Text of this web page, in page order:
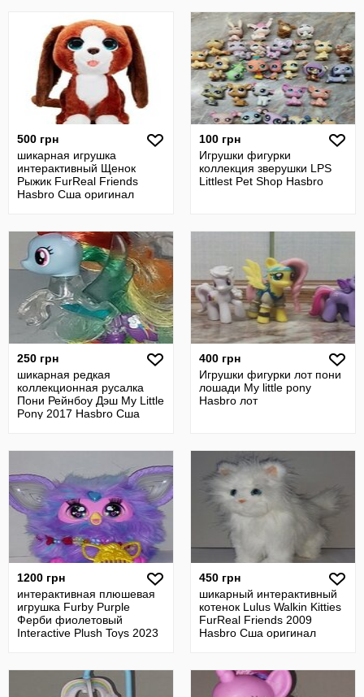
500 грн
шикарная игрушка
интерактивный Щенок
Рыжик FurReal Friends
Hasbro Сша оригинал
100 грн
Игрушки фигурки
коллекция зверушки LPS
Littlest Pet Shop Hasbro
250 грн
шикарная редкая
коллекционная русалка
Пони Рейнбоу Дэш My Little
Pony 2017 Hasbro Сша
400 грн
Игрушки фигурки лот пони
лошади My little pony
Hasbro лот
1200 грн
интерактивная плюшевая
игрушка Furby Purple
Ферби фиолетовый
Interactive Plush Toys 2023
450 грн
шикарный интерактивный
котенок Lulus Walkin Kitties
FurReal Friends 2009
Hasbro Сша оригинал